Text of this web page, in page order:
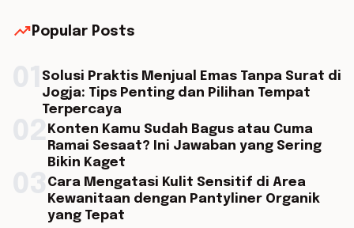
trending_up Popular Posts
Solusi Praktis Menjual Emas Tanpa Surat di
Jogja: Tips Penting dan Pilihan Tempat
Terpercaya
Konten Kamu Sudah Bagus atau Cuma
Ramai Sesaat? Ini Jawaban yang Sering
Bikin Kaget
Cara Mengatasi Kulit Sensitif di Area
Kewanitaan dengan Pantyliner Organik
yang Tepat